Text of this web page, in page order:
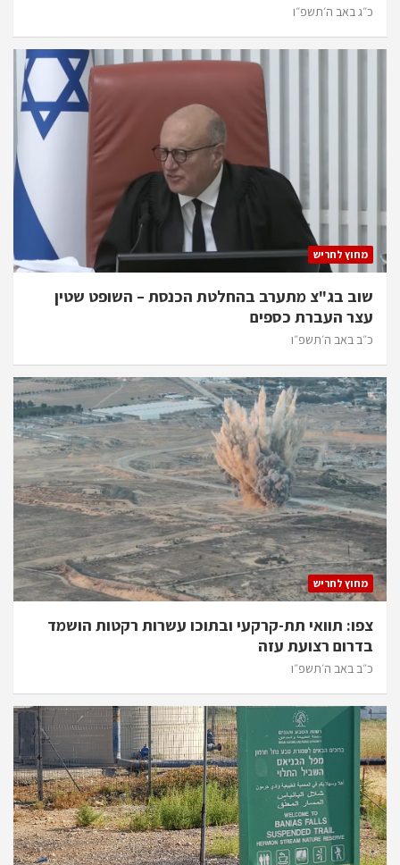
כ״ג באב ה׳תשפ״ו
מחוץ לחריש
שוב בג"צ מתערב בהחלטת הכנסת – השופט שטין
עצר העברת כספים
כ״ב באב ה׳תשפ״ו
מחוץ לחריש
צפו: תוואי תת-קרקעי ובתוכו עשרות רקטות הושמד
בדרום רצועת עזה
כ״ב באב ה׳תשפ״ו